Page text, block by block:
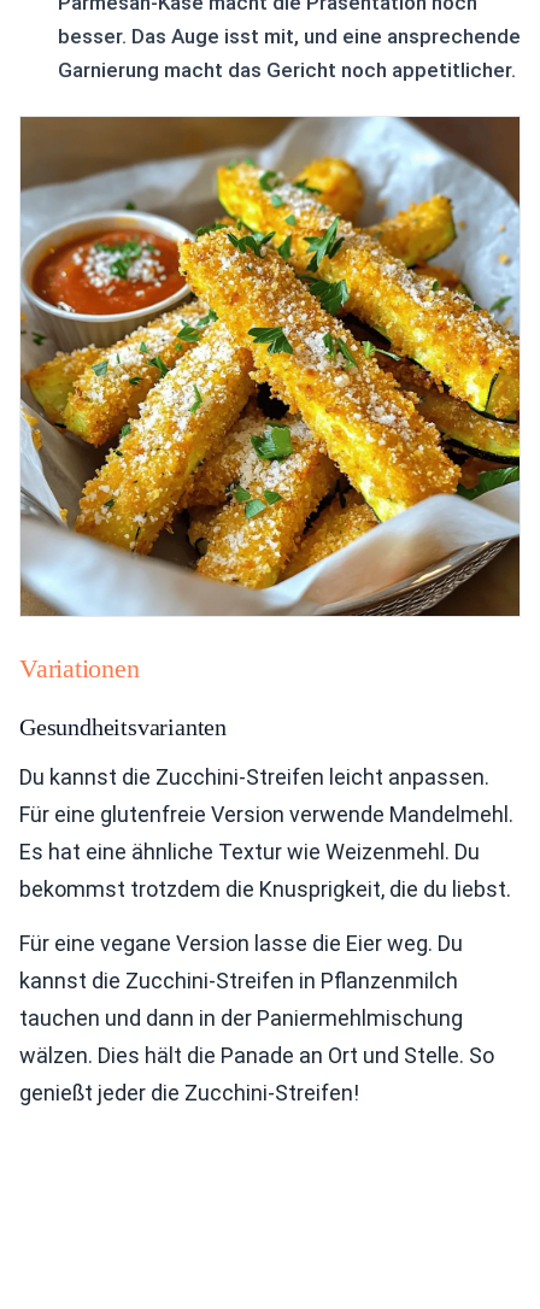
besser. Das Auge isst mit, und eine ansprechende
Garnierung macht das Gericht noch appetitlicher.
Variationen
Gesundheitsvarianten
Du kannst die Zucchini-Streifen leicht anpassen.
Für eine glutenfreie Version verwende Mandelmehl.
Es hat eine ähnliche Textur wie Weizenmehl. Du
bekommst trotzdem die Knusprigkeit, die du liebst.
Für eine vegane Version lasse die Eier weg. Du
kannst die Zucchini-Streifen in Pflanzenmilch
tauchen und dann in der Paniermehlmischung
wälzen. Dies hält die Panade an Ort und Stelle. So
genießt jeder die Zucchini-Streifen!